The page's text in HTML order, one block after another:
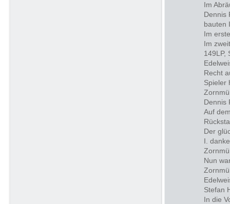
Im
Dennis
bauten
Im
Im
149LP,
Recht
Spieler
Dennis
Auf
Der
I.
Nun
Stefan
In die